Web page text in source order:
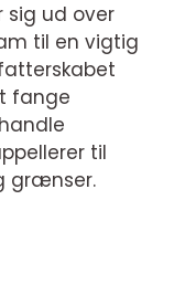
sig ud over
til en vigtig
fange
til
grænser.